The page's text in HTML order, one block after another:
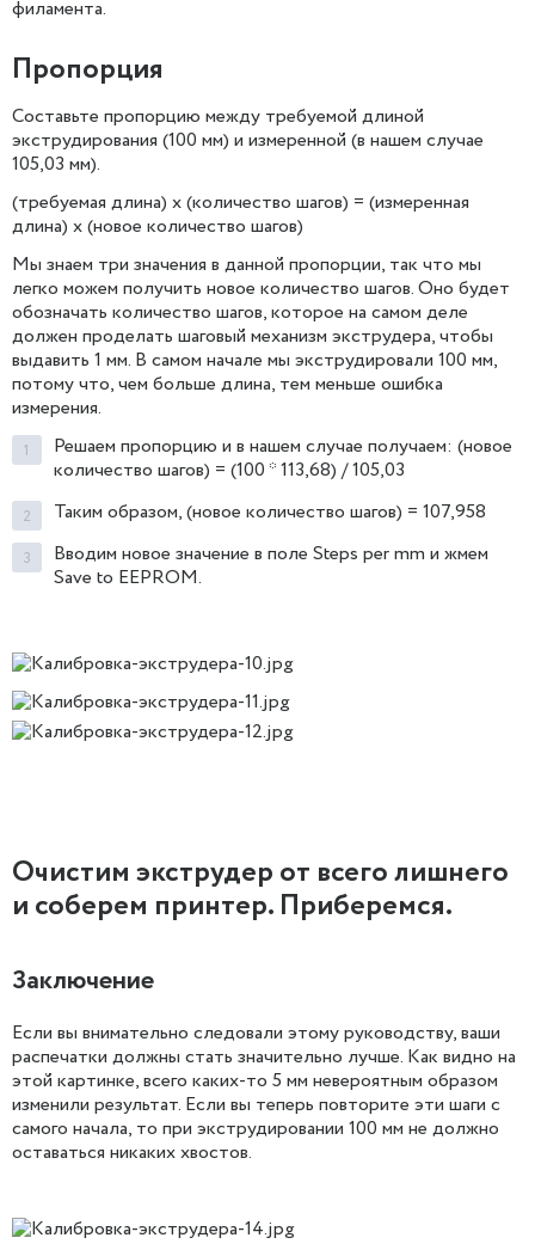
филамента.
Пропорция
Составьте пропорцию между требуемой длиной
экструдирования (100 мм) и измеренной (в нашем случае
105,03 мм).
(требуемая длина) х (количество шагов) = (измеренная
длина) х (новое количество шагов)
Мы знаем три значения в данной пропорции, так что мы
легко можем получить новое количество шагов. Оно будет
обозначать количество шагов, которое на самом деле
должен проделать шаговый механизм экструдера, чтобы
выдавить 1 мм. В самом начале мы экструдировали 100 мм,
потому что, чем больше длина, тем меньше ошибка
измерения.
Решаем пропорцию и в нашем случае получаем: (новое
количество шагов) = (100 * 113,68) / 105,03
Таким образом, (новое количество шагов) = 107,958
Вводим новое значение в поле Steps per mm и жмем
Save to EEPROM.
Очистим экструдер от всего лишнего
и соберем принтер. Приберемся.
Заключение
Если вы внимательно следовали этому руководству, ваши
распечатки должны стать значительно лучше. Как видно на
этой картинке, всего каких-то 5 мм невероятным образом
изменили результат. Если вы теперь повторите эти шаги с
самого начала, то при экструдировании 100 мм не должно
оставаться никаких хвостов.